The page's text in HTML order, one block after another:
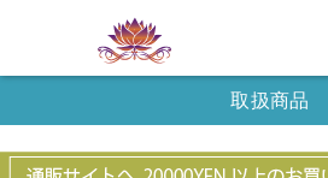
取扱商品